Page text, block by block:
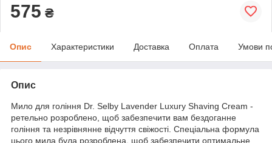
575 ₴
Опис Характеристики Доставка Оплата Умови
Опис
Мило для гоління Dr. Selby Lavender Luxury Shaving Cream -
ретельно розроблено, щоб забезпечити вам бездоганне
гоління та незрівнянне відчуття свіжості. Спеціальна формула
цього мила була розроблена, щоб забезпечити оптимальне